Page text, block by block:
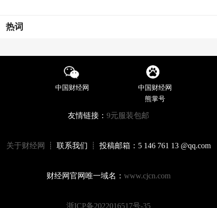
热词
中国财经网
中国财经网
熊掌号
友情链接： 9元服装包邮
关于财经网 ┊ 联系我们 ┊ 投稿邮箱：5 146 761 13 @qq.com
财经网官网唯一域名： www.cjcn.com
浙ICP备2022016517号-35